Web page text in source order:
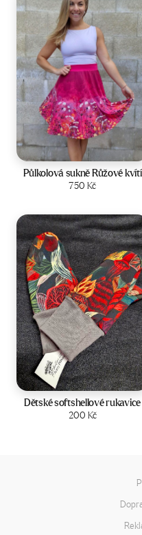
Velikost:34-40
Půlkolová sukně Růžové kvítí
750 Kč
Velikost:2-4 roky
Dětské softshellové rukavice
200 Kč
Zobrazit produkt